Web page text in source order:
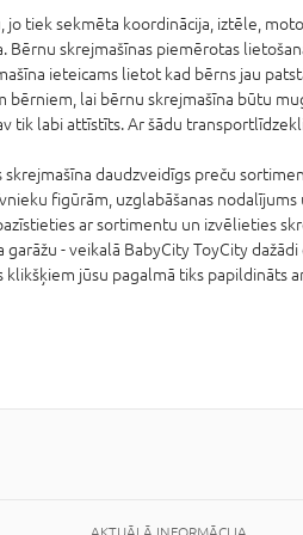
tiek sekmēta koordinācija, iztēle,
Bērnu skrejmašīnas piemērotas
ieteicams lietot kad bērns jau
bērniem, lai bērnu skrejmašīna būtu
tik labi attīstīts. Ar šādu
daudzveidīgs preču
figūrām, uzglabāšanas nodalījums
ar sortimentu un izvēlieties
- veikalā BabyCity ToyCity
jūsu pagalmā tiks papildināts